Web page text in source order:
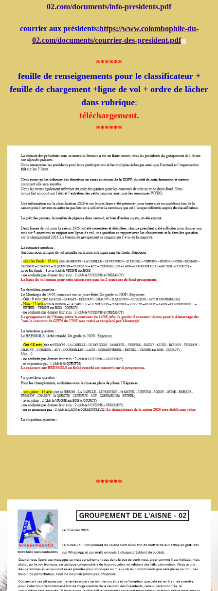
02.com/documents/info-presidents.pdf
courrier aux présidents:https://www.colombophile-du-
02.com/documents/courrier-des-president.pdf
******
feuille de renseignements pour le classificateur +
feuille de chargement +ligne de vol + ordre de lâcher
dans rubrique:
téléchargement.
******
******